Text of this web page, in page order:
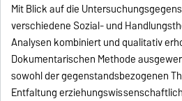
Mit Blick auf die
verschiedene Sozial- und
Analysen kombiniert und qualitativ
Dokumentarischen Methode
sowohl der gegenstandsbezogenen
Entfaltung